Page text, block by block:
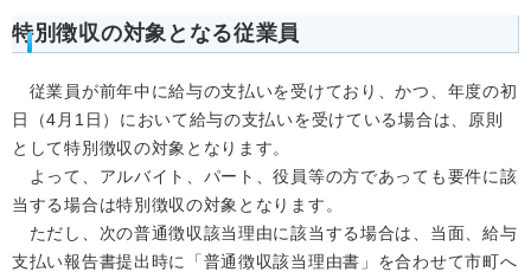
特別徴収の対象となる従業員
従業員が前年中に給与の支払いを受けており、かつ、年度の初
日（4月1日）において給与の支払いを受けている場合は、原則
として特別徴収の対象となります。
よって、アルバイト、パート、役員等の方であっても要件に該
当する場合は特別徴収の対象となります。
ただし、次の普通徴収該当理由に該当する場合は、当面、給与
支払い報告書提出時に「普通徴収該当理由書」を合わせて市町へ